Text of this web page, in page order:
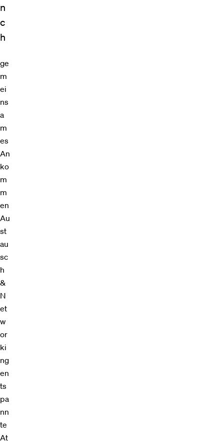
n
c
h
ge
m
ei
ns
a
m
es
An
ko
m
m
en
Au
st
au
sc
h
&
N
et
w
or
ki
ng
en
ts
pa
nn
te
At